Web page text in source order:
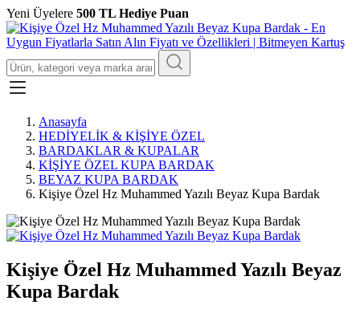
Yeni Üyelere 500 TL Hediye Puan
Anasayfa
HEDİYELİK & KİŞİYE ÖZEL
BARDAKLAR & KUPALAR
KİŞİYE ÖZEL KUPA BARDAK
BEYAZ KUPA BARDAK
Kişiye Özel Hz Muhammed Yazılı Beyaz Kupa Bardak
Kişiye Özel Hz Muhammed Yazılı Beyaz
Kupa Bardak